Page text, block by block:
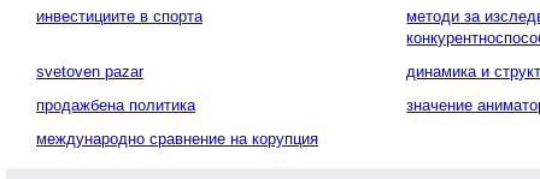
инвестициите в спорта
методи за
svetoven pazar
динамика и
продажбена политика
значение
международно сравнение на корупция